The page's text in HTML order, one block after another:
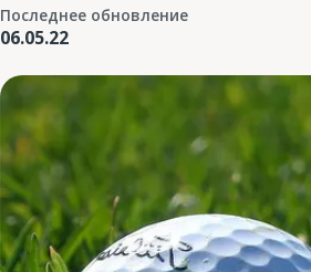
Последнее обновление
06.05.22